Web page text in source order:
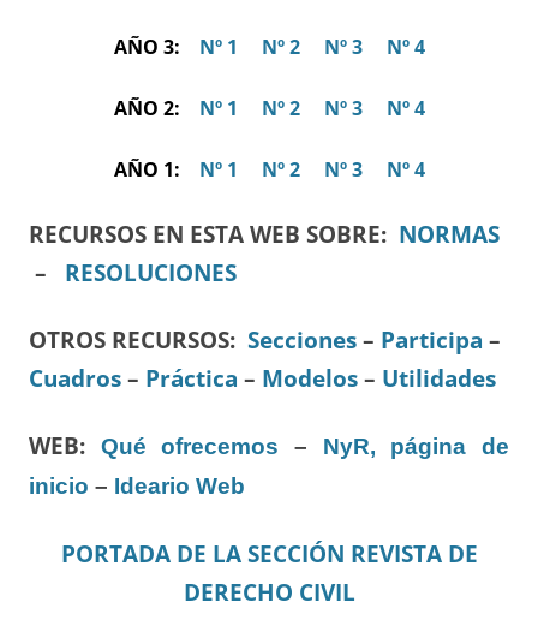
AÑO 3: Nº 1 Nº 2 Nº 3 Nº 4
AÑO 2: Nº 1 Nº 2 Nº 3 Nº 4
AÑO 1: Nº 1 Nº 2 Nº 3 Nº 4
RECURSOS EN ESTA WEB SOBRE: NORMAS
– RESOLUCIONES
OTROS RECURSOS: Secciones – Participa –
Cuadros – Práctica – Modelos – Utilidades
WEB: Qué ofrecemos – NyR, página de
inicio – Ideario Web
PORTADA DE LA SECCIÓN REVISTA DE
DERECHO CIVIL